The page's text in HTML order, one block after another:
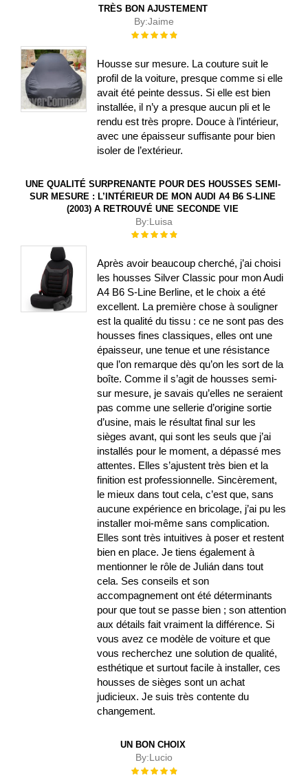
TRÈS BON AJUSTEMENT
By:Jaime
Évaluation :
Housse sur mesure. La couture suit le
profil de la voiture, presque comme si elle
avait été peinte dessus. Si elle est bien
installée, il n’y a presque aucun pli et le
rendu est très propre. Douce à l’intérieur,
avec une épaisseur suffisante pour bien
isoler de l’extérieur.
UNE QUALITÉ SURPRENANTE POUR DES HOUSSES SEMI-
SUR MESURE : L’INTÉRIEUR DE MON AUDI A4 B6 S-LINE
(2003) A RETROUVÉ UNE SECONDE VIE
By:Luisa
Évaluation :
Après avoir beaucoup cherché, j’ai choisi
les housses Silver Classic pour mon Audi
A4 B6 S-Line Berline, et le choix a été
excellent. La première chose à souligner
est la qualité du tissu : ce ne sont pas des
housses fines classiques, elles ont une
épaisseur, une tenue et une résistance
que l’on remarque dès qu’on les sort de la
boîte. Comme il s’agit de housses semi-
sur mesure, je savais qu’elles ne seraient
pas comme une sellerie d’origine sortie
d’usine, mais le résultat final sur les
sièges avant, qui sont les seuls que j’ai
installés pour le moment, a dépassé mes
attentes. Elles s’ajustent très bien et la
finition est professionnelle. Sincèrement,
le mieux dans tout cela, c’est que, sans
aucune expérience en bricolage, j’ai pu les
installer moi-même sans complication.
Elles sont très intuitives à poser et restent
bien en place. Je tiens également à
mentionner le rôle de Julián dans tout
cela. Ses conseils et son
accompagnement ont été déterminants
pour que tout se passe bien ; son attention
aux détails fait vraiment la différence. Si
vous avez ce modèle de voiture et que
vous recherchez une solution de qualité,
esthétique et surtout facile à installer, ces
housses de sièges sont un achat
judicieux. Je suis très contente du
changement.
UN BON CHOIX
By:Lucio
Évaluation :